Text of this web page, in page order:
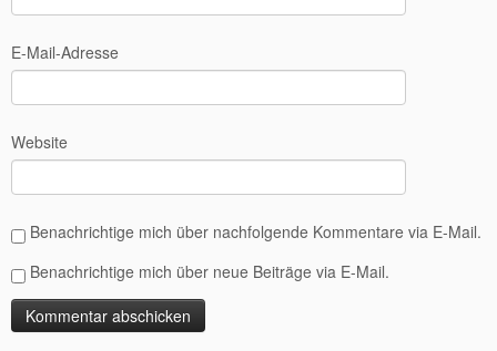
E-Mail-Adresse
Website
Benachrichtige mich über nachfolgende Kommentare via E-Mail.
Benachrichtige mich über neue Beiträge via E-Mail.